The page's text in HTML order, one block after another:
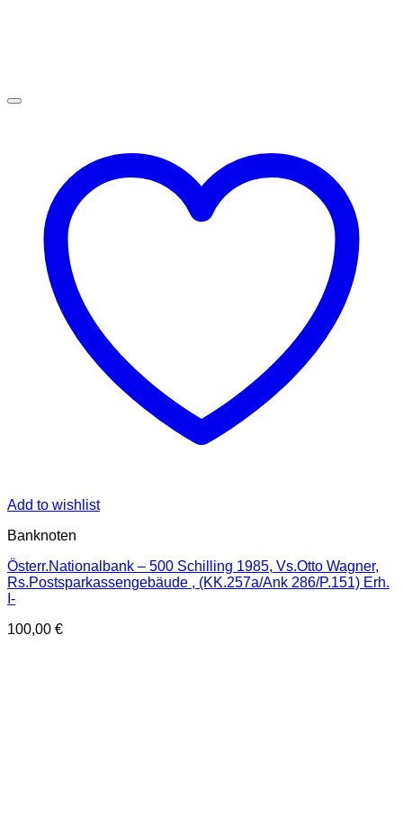
Add to wishlist
Banknoten
Österr.Nationalbank – 500 Schilling 1985, Vs.Otto Wagner,
Rs.Postsparkassengebäude , (KK.257a/Ank 286/P.151) Erh.
I-
100,00 €